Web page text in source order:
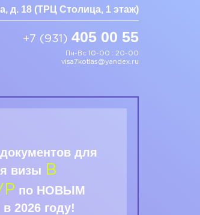
д. 18 (ТРЦ Столица, 1 этаж)
+7 (931) 405 00 55
Пн-Вс 10-00 : 20-00
visa7kotlas@yandex.ru
для
визы В
по НОВЫМ
2026 году!